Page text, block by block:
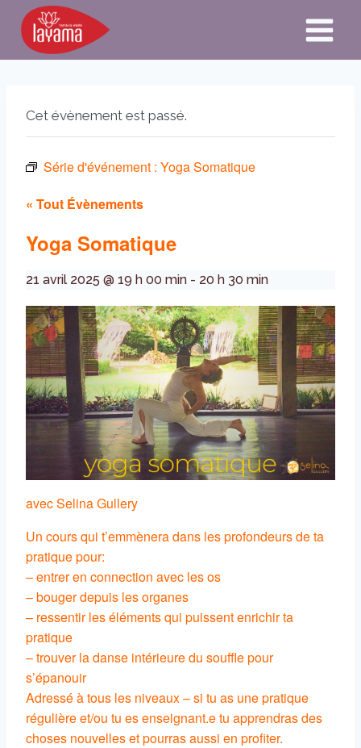
Aller
contenu
Cet évènement est passé.
Série d'événement : Yoga Somatique
« Tout Évènements
Yoga Somatique
21 avril 2025 @ 19 h 00 min - 20 h 30 min
avec Selina Gullery
Un cours qui t’emmènera dans les profondeurs de ta
pratique pour:
– entrer en connection avec les os
– bouger depuis les organes
– ressentir les éléments qui puissent enrichir ta
pratique
– trouver la danse intérieure du souffle pour
s’épanouir
Adressé à tous les niveaux – si tu as une pratique
régulière et/ou tu es enseignant.e tu apprendras des
choses nouvelles et pourras aussi en profiter.